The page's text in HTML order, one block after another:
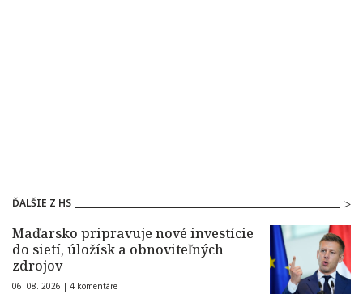
ĎALŠIE Z HS
Maďarsko pripravuje nové investície
do sietí, úložísk a obnoviteľných
zdrojov
06. 08. 2026 | 4 komentáre